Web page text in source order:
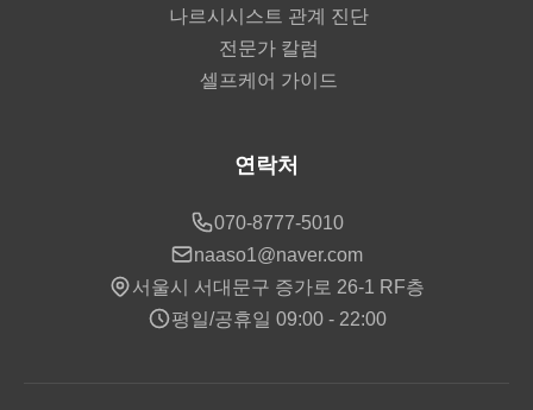
나르시시스트 관계 진단
전문가 칼럼
셀프케어 가이드
연락처
070-8777-5010
naaso1@naver.com
서울시 서대문구 증가로 26-1 RF층
평일/공휴일 09:00 - 22:00